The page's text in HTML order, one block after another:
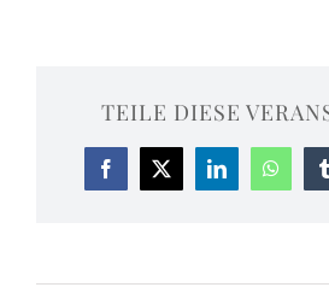
TEILE DIESE
Facebook
X LinkedIn